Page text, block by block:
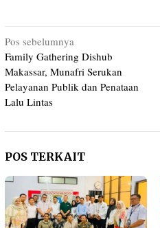
Navigasi
pos
Pos sebelumnya
Family Gathering Dishub
Makassar, Munafri Serukan
Pelayanan Publik dan Penataan
Lalu Lintas
POS TERKAIT